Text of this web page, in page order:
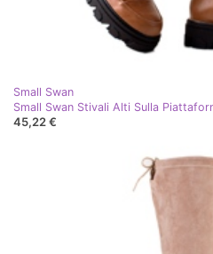
Small Swan
Small Swan Stivali Alti Sulla
45,22 €